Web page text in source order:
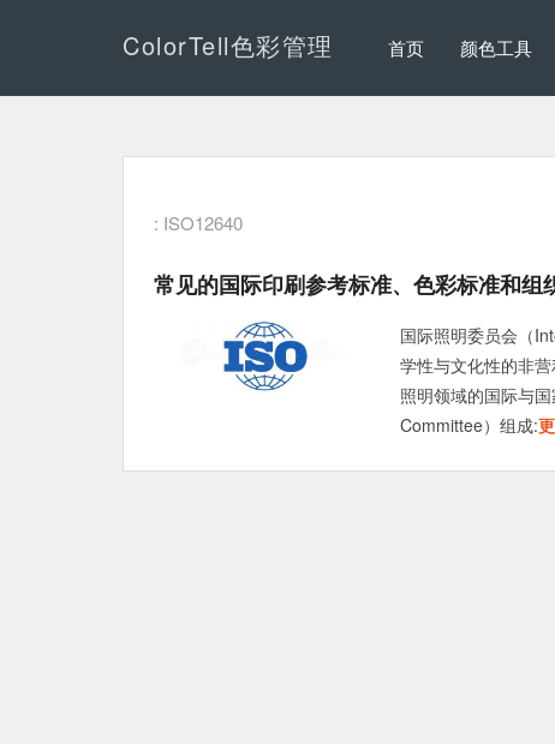
ColorTell色彩管理 首页 颜色工具
: ISO12640
常见的国际印刷参考标准、色彩标准和组
国际照明委员会（
学性与文化性的非
照明领域的国际与
Committee）组成: